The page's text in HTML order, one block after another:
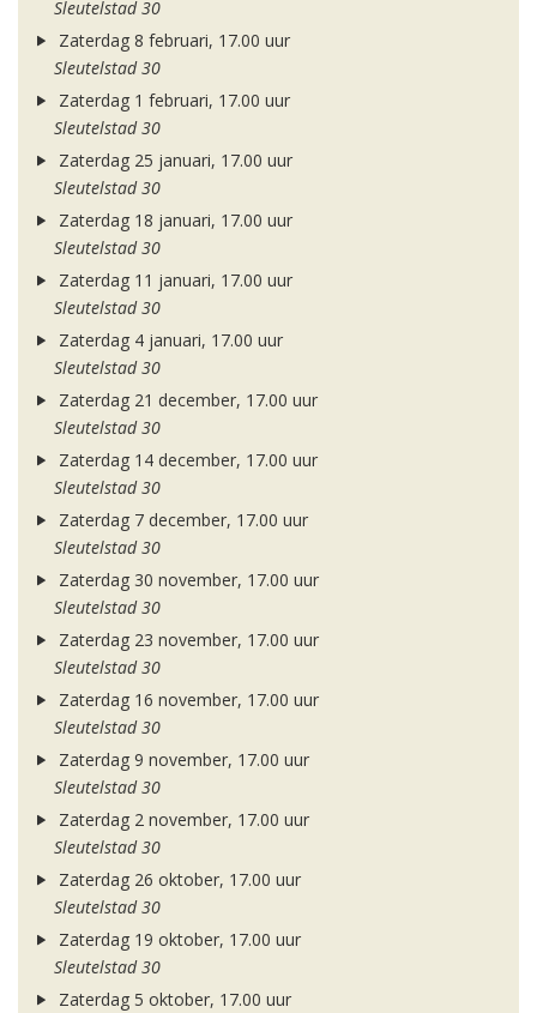
Sleutelstad 30
Zaterdag 8 februari, 17.00 uur
Sleutelstad 30
Zaterdag 1 februari, 17.00 uur
Sleutelstad 30
Zaterdag 25 januari, 17.00 uur
Sleutelstad 30
Zaterdag 18 januari, 17.00 uur
Sleutelstad 30
Zaterdag 11 januari, 17.00 uur
Sleutelstad 30
Zaterdag 4 januari, 17.00 uur
Sleutelstad 30
Zaterdag 21 december, 17.00 uur
Sleutelstad 30
Zaterdag 14 december, 17.00 uur
Sleutelstad 30
Zaterdag 7 december, 17.00 uur
Sleutelstad 30
Zaterdag 30 november, 17.00 uur
Sleutelstad 30
Zaterdag 23 november, 17.00 uur
Sleutelstad 30
Zaterdag 16 november, 17.00 uur
Sleutelstad 30
Zaterdag 9 november, 17.00 uur
Sleutelstad 30
Zaterdag 2 november, 17.00 uur
Sleutelstad 30
Zaterdag 26 oktober, 17.00 uur
Sleutelstad 30
Zaterdag 19 oktober, 17.00 uur
Sleutelstad 30
Zaterdag 5 oktober, 17.00 uur